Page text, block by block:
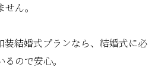
ん。
装結婚式プランなら、結婚式に必
ので安心。